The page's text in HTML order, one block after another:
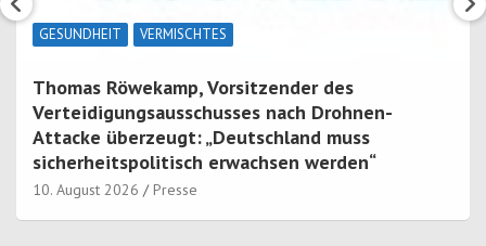
KUNST & KULTUR VERMISCHTES
Neuerscheinung: Ostfrieslandkrimi
„Muschelmord auf Spiekeroog“ von Julia Brunjes
im Klarant Verlag
10. August 2026 Presse